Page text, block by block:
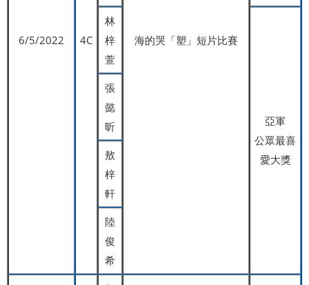
6/5/2022 4C 海的哭「塑」短片比賽
林
梓
萱
亞軍
公眾最喜
愛大獎
張
懿
昕
敖
梓
軒
陸
俊
希